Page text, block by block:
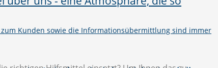
Kunden sowie die Informationsübermittlung sind immer